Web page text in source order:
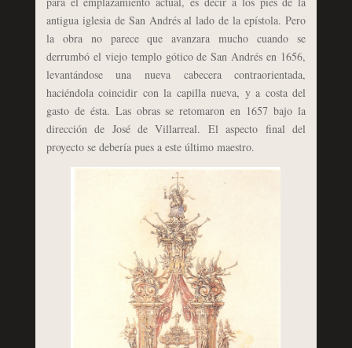
antigua iglesia de San Andrés al lado de la epístola. Pero
la obra no parece que avanzara mucho cuando se
derrumbó el viejo templo gótico de San Andrés en 1656,
levantándose una nueva cabecera contraorientada,
haciéndola coincidir con la capilla nueva, y a costa del
gasto de ésta. Las obras se retomaron en 1657 bajo la
dirección de José de Villarreal. El aspecto final del
proyecto se debería pues a este último maestro.